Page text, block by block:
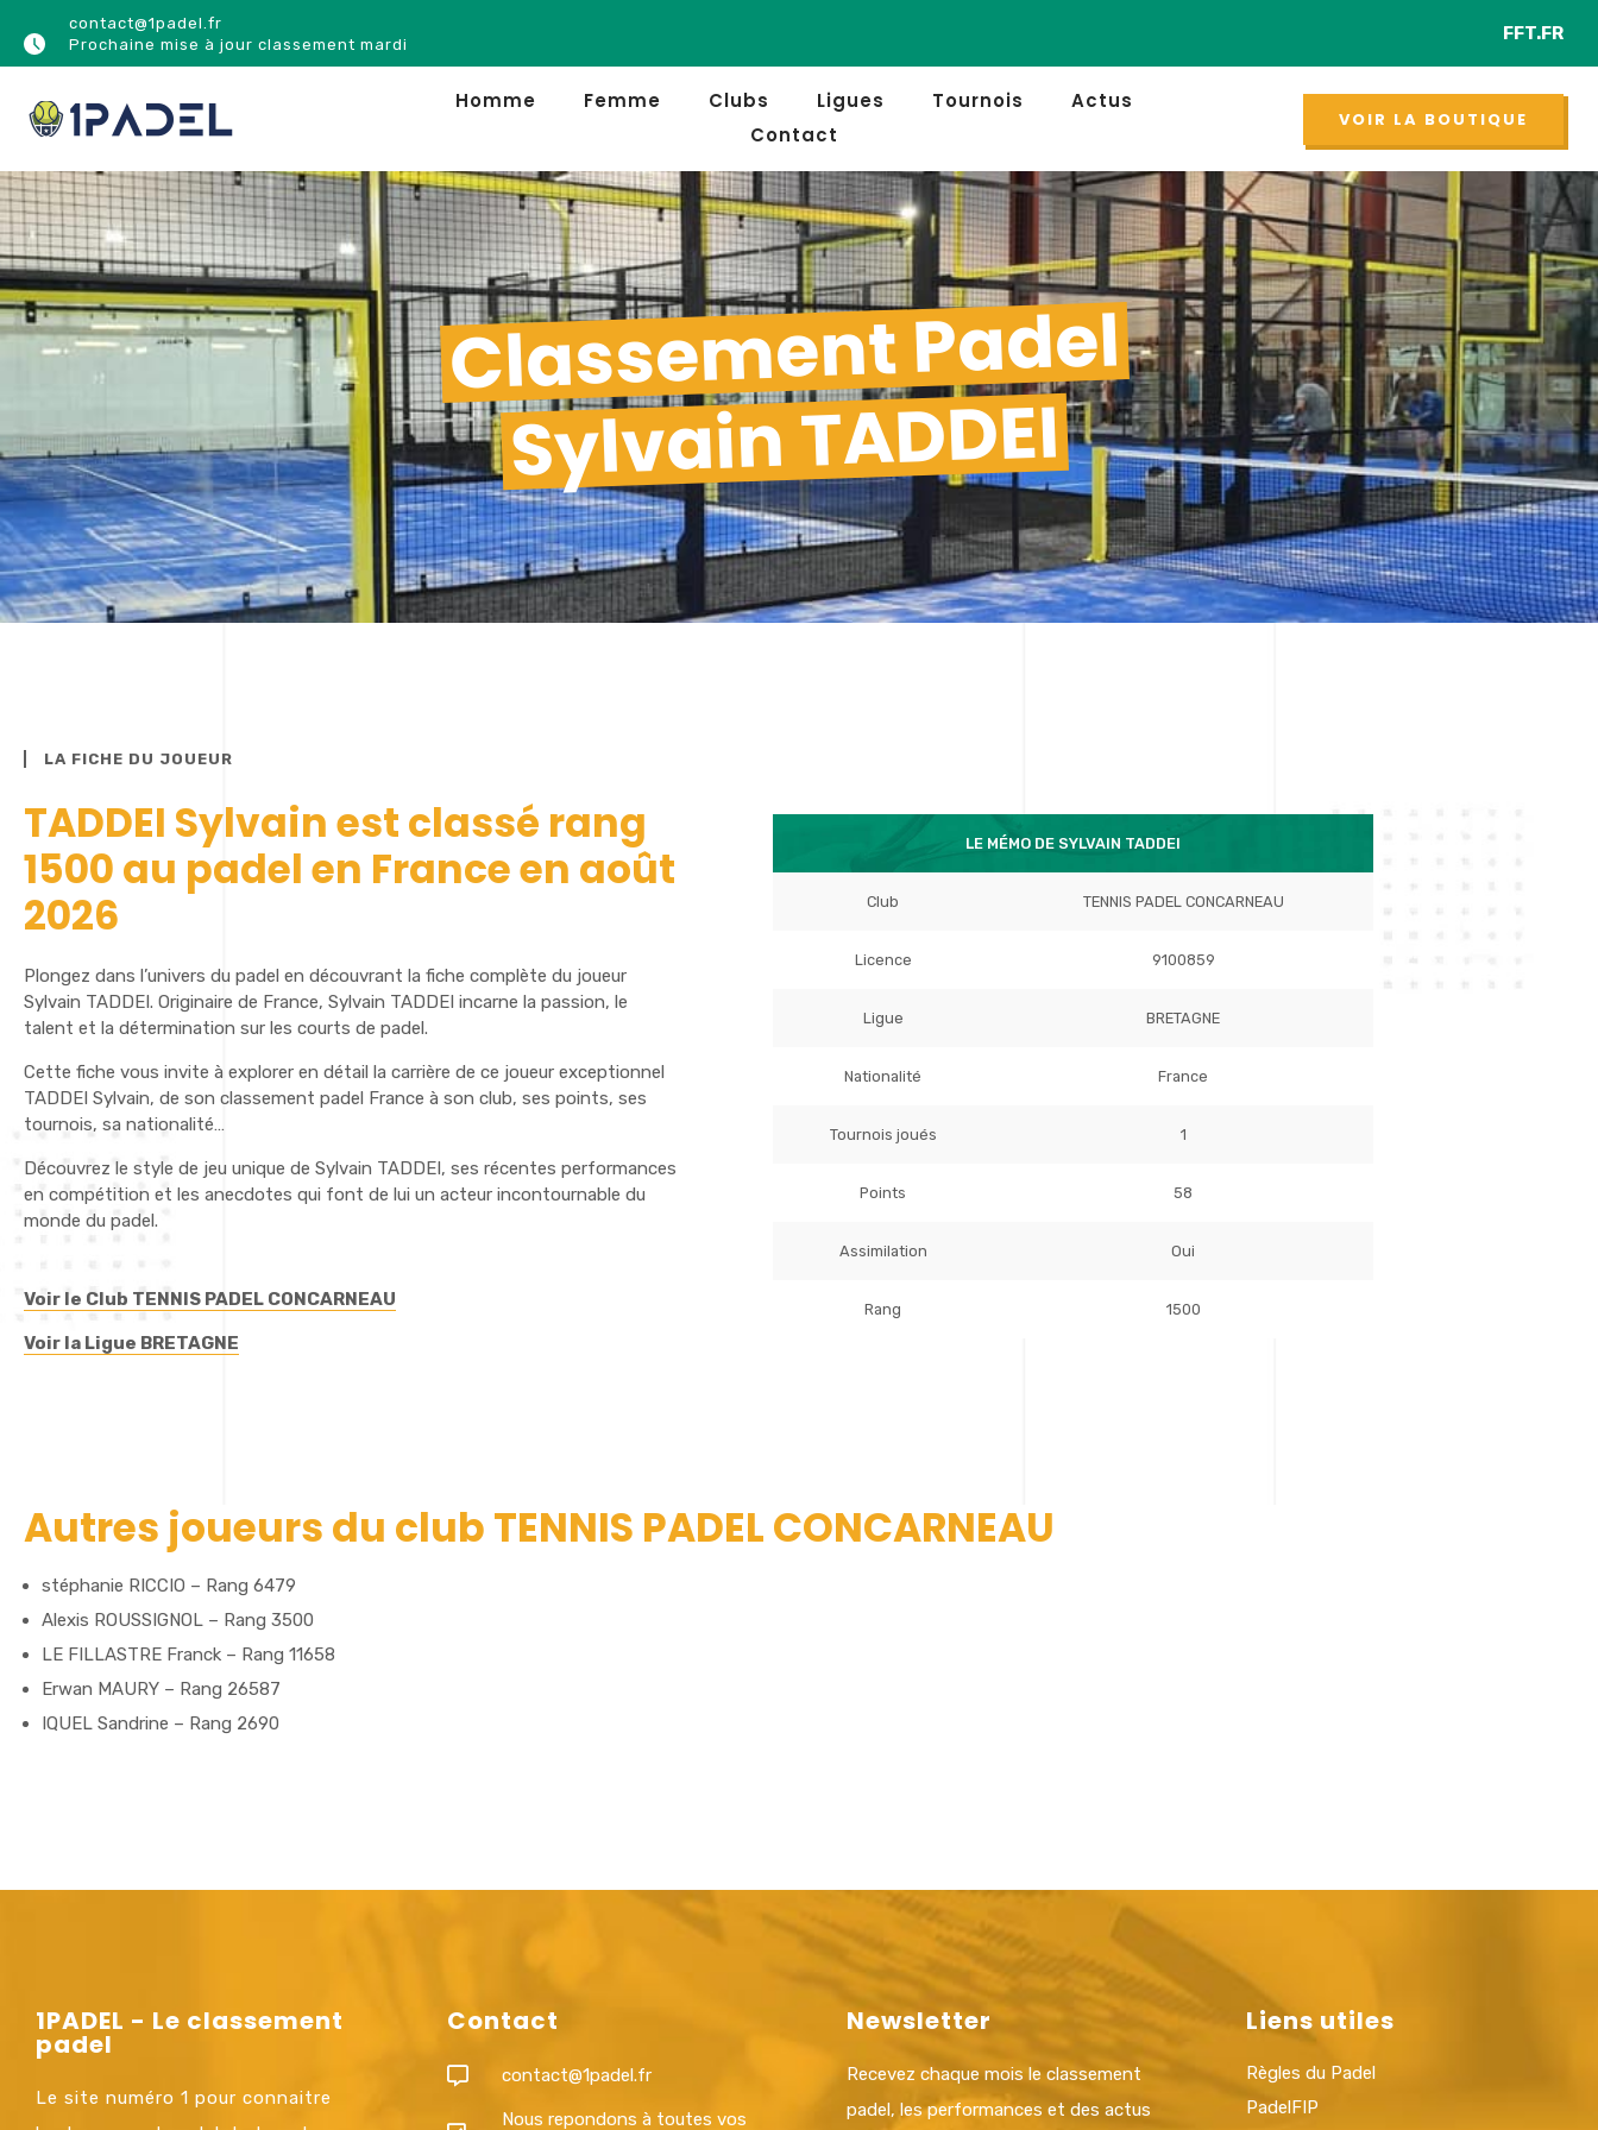
contact@1padel.fr
Prochaine mise à jour classement mardi
FFT.FR
Homme Femme Clubs Ligues Tournois
Actus
Contact
VOIR LA BOUTIQUE
Classement Padel
Sylvain TADDEI
LA FICHE DU JOUEUR
TADDEI Sylvain est classé rang
1500 au padel en France en août
2026
Plongez dans l’univers du padel en découvrant la fiche complète du joueur
Sylvain TADDEI. Originaire de France, Sylvain TADDEI incarne la passion, le
talent et la détermination sur les courts de padel.
Cette fiche vous invite à explorer en détail la carrière de ce joueur exceptionnel
TADDEI Sylvain, de son classement padel France à son club, ses points, ses
tournois, sa nationalité…
Découvrez le style de jeu unique de Sylvain TADDEI, ses récentes performances
en compétition et les anecdotes qui font de lui un acteur incontournable du
monde du padel.
Voir le Club TENNIS PADEL CONCARNEAU
Voir la Ligue BRETAGNE
LE MÉMO DE SYLVAIN TADDEI
Club TENNIS PADEL CONCARNEAU
Licence 9100859
Ligue BRETAGNE
Nationalité France
Tournois joués 1
Points 58
Assimilation Oui
Rang 1500
Autres joueurs du club TENNIS PADEL CONCARNEAU
stéphanie RICCIO – Rang 6479
Alexis ROUSSIGNOL – Rang 3500
LE FILLASTRE Franck – Rang 11658
Erwan MAURY – Rang 26587
IQUEL Sandrine – Rang 2690
1PADEL - Le classement
padel
Le site numéro 1 pour connaitre
Contact
contact@1padel.fr
Nous repondons à toutes vos
Newsletter
Recevez chaque mois le classement
padel, les performances et des actus
Liens utiles
Règles du Padel
PadelFIP